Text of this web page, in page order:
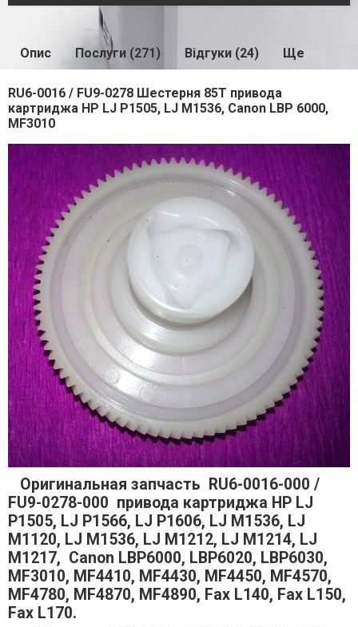
Опис Послуги (271) Відгуки (24) Ще
RU6-0016 / FU9-0278 Шестерня 85T привода
картриджа HP LJ P1505, LJ M1536, Canon LBP 6000,
MF3010
Оригинальная запчасть RU6-0016-000 /
FU9-0278-000 привода картриджа HP LJ
P1505, LJ P1566, LJ P1606, LJ M1536, LJ
M1120, LJ M1536, LJ M1212, LJ M1214, LJ
M1217, Canon LBP6000, LBP6020, LBP6030,
MF3010, MF4410, MF4430, MF4450, MF4570,
MF4780, MF4870, MF4890, Fax L140, Fax L150,
Fax L170.